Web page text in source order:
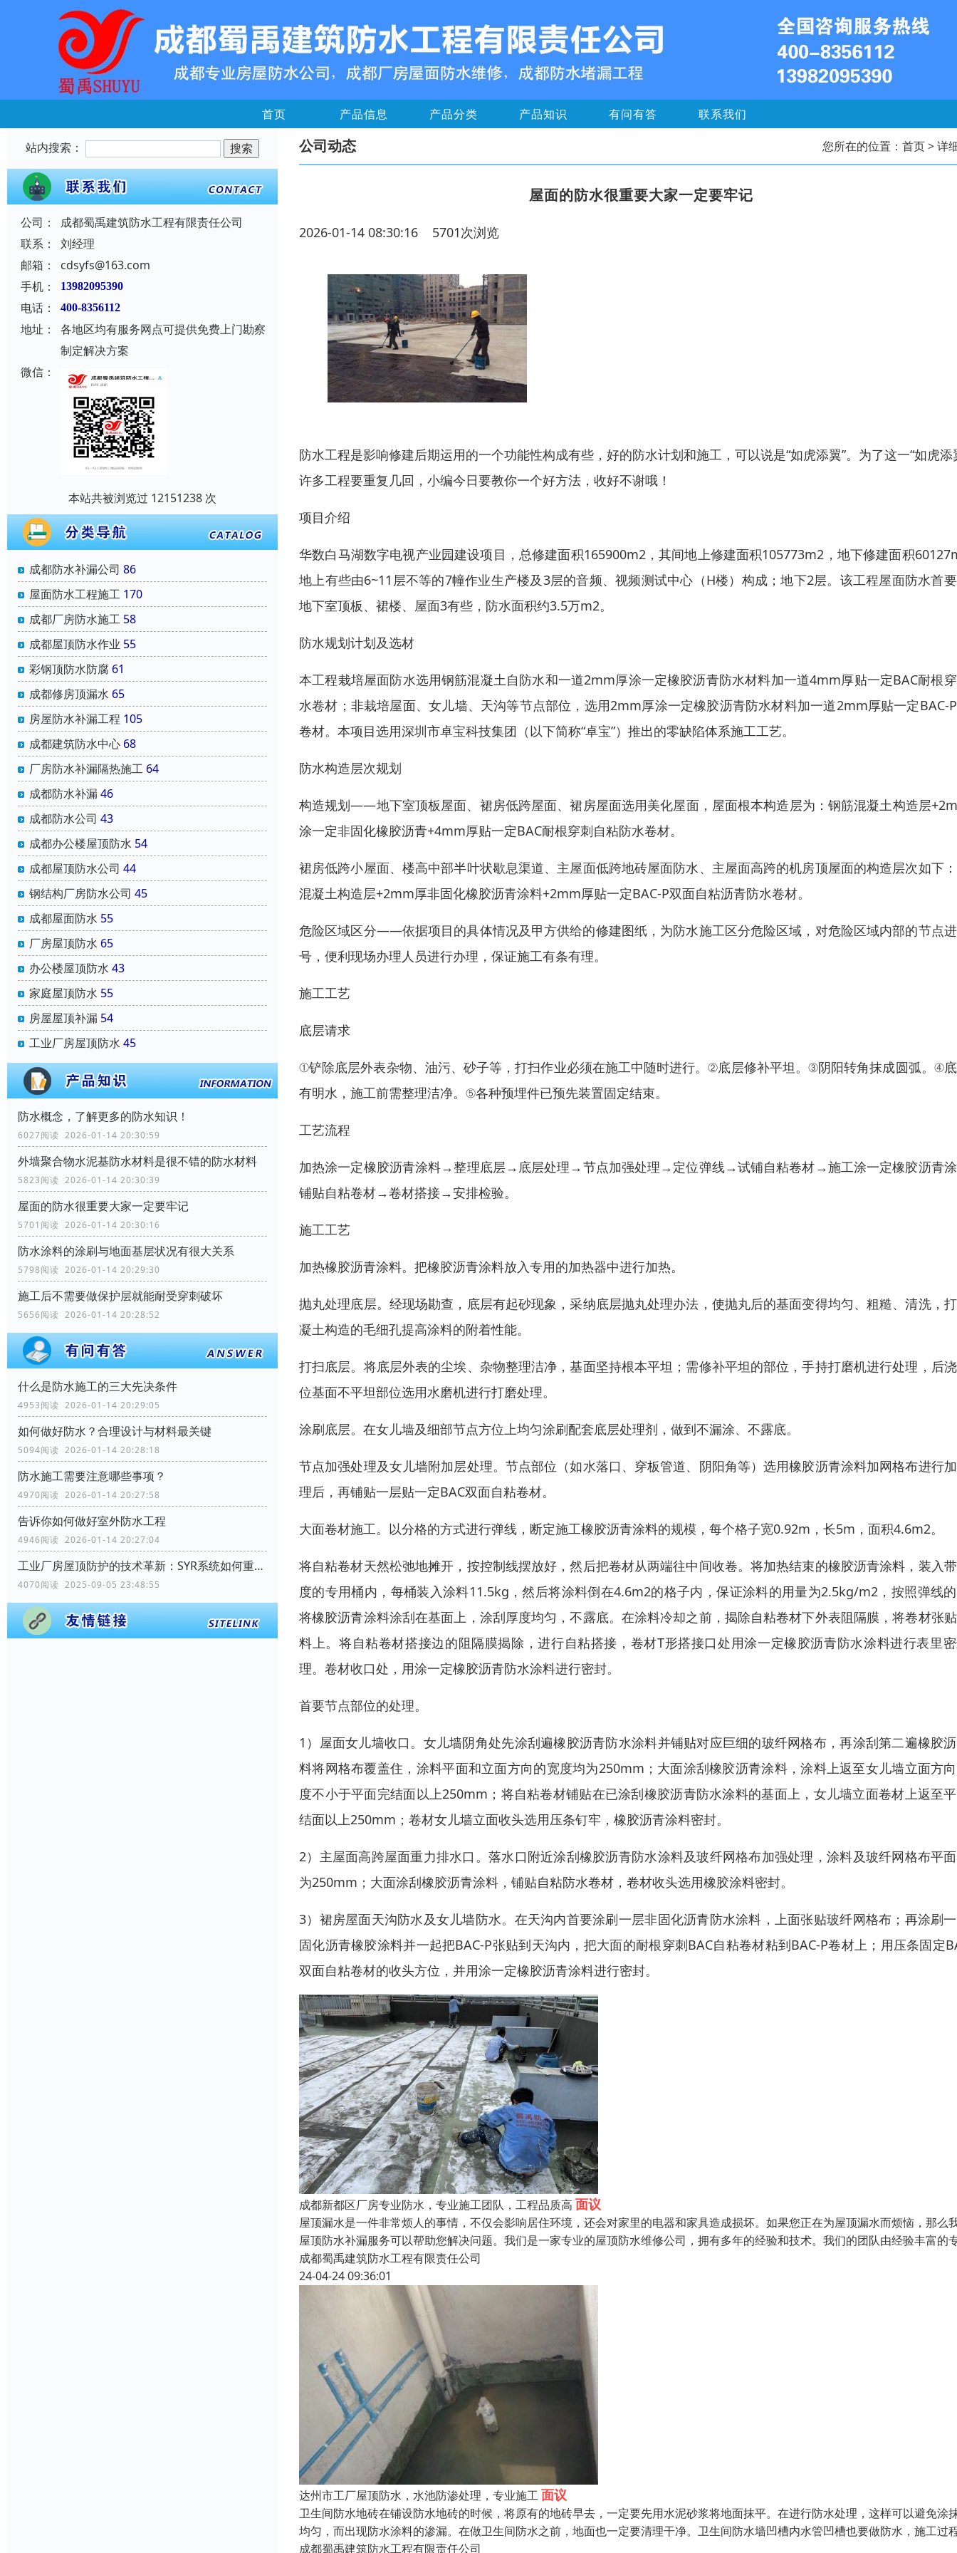
首页 产品信息 产品分类 产品知识 有问有答 联系我们
站内搜索：
公司：
成都蜀禹建筑防水工程有限责任公司
联系：
刘经理
邮箱：
cdsyfs@163.com
手机：
13982095390
电话： 400-8356112
地址：
各地区均有服务网点可提供免费上门勘察
制定解决方案
微信：
本站共被浏览过 12151238 次
成都防水补漏公司 86
屋面防水工程施工 170
成都厂房防水施工 58
成都屋顶防水作业 55
彩钢顶防水防腐 61
成都修房顶漏水 65
房屋防水补漏工程 105
成都建筑防水中心 68
厂房防水补漏隔热施工 64
成都防水补漏46
成都防水公司 43
成都办公楼屋顶防水 54
成都屋顶防水公司 44
钢结构厂房防水公司 45
成都屋面防水 55
厂房屋顶防水 65
办公楼屋顶防水 43
家庭屋顶防水 55
房屋屋顶补漏 54
工业厂房屋顶防水 45
防水概念，了解更多的防水知识！
6027阅读 2026-01-14 20:30:59
外墙聚合物水泥基防水材料是很不错的防水材料
5823阅读 2026-01-14 20:30:39
屋面的防水很重要大家一定要牢记
5701阅读 2026-01-14 20:30:16
防水涂料的涂刷与地面基层状况有很大关系
5798阅读 2026-01-14 20:29:30
施工后不需要做保护层就能耐受穿刺破坏
5656阅读 2026-01-14 20:28:52
什么是防水施工的三大先决条件
4953阅读 2026-01-14 20:29:05
如何做好防水？合理设计与材料最关键
5094阅读 2026-01-14 20:28:18
防水施工需要注意哪些事项？
4970阅读 2026-01-14 20:27:58
告诉你如何做好室外防水工程
4946阅读 2026-01-14 20:27:04
工业厂房屋顶防护的技术革新：SYR系统如何重塑行业标准
4070阅读 2025-09-05 23:48:55
公司动态 您所在的位置： 首页> 详
屋面的防水很重要大家一定要牢记
2026-01-14 08:30:16 5701次浏览
防水工程是影响修建后期运用的一个功能性构成有些，好的防水计划和施工，可以说是“如虎添翼”。为了这一“如虎添
许多工程要重复几回，小编今日要教你一个好方法，收好不谢哦！
项目介绍
华数白马湖数字电视产业园建设项目，总修建面积165900m2，其间地上修建面积105773m2，地下修建面积
地上有些由6~11层不等的7幢作业生产楼及3层的音频、视频测试中心（H楼）构成；地下2层。该工程屋面防水首
地下室顶板、裙楼、屋面3有些，防水面积约3.5万m2。
防水规划计划及选材
本工程栽培屋面防水选用钢筋混凝土自防水和一道2mm厚涂一定橡胶沥青防水材料加一道4mm厚贴一定BAC耐根
水卷材；非栽培屋面、女儿墙、天沟等节点部位，选用2mm厚涂一定橡胶沥青防水材料加一道2mm厚贴一定BAC-
卷材。本项目选用深圳市卓宝科技集团（以下简称“卓宝”）推出的零缺陷体系施工工艺。
防水构造层次规划
构造规划——地下室顶板屋面、裙房低跨屋面、裙房屋面选用美化屋面，屋面根本构造层为：钢筋混凝土构造层
涂一定非固化橡胶沥青+4mm厚贴一定BAC耐根穿刺自粘防水卷材。
裙房低跨小屋面、楼高中部半叶状歇息渠道、主屋面低跨地砖屋面防水、主屋面高跨的机房顶屋面的构造层次如下
混凝土构造层+2mm厚非固化橡胶沥青涂料+2mm厚贴一定BAC-P双面自粘沥青防水卷材。
危险区域区分——依据项目的具体情况及甲方供给的修建图纸，为防水施工区分危险区域，对危险区域内部的节点
号，便利现场办理人员进行办理，保证施工有条有理。
施工工艺
底层请求
①铲除底层外表杂物、油污、砂子等，打扫作业必须在施工中随时进行。②底层修补平坦。③阴阳转角抹成圆弧。④
有明水，施工前需整理洁净。⑤各种预埋件已预先装置固定结束。
工艺流程
加热涂一定橡胶沥青涂料→整理底层→底层处理→节点加强处理→定位弹线→试铺自粘卷材→施工涂一定橡胶沥青
铺贴自粘卷材→卷材搭接→安排检验。
施工工艺
加热橡胶沥青涂料。把橡胶沥青涂料放入专用的加热器中进行加热。
抛丸处理底层。经现场勘查，底层有起砂现象，采纳底层抛丸处理办法，使抛丸后的基面变得均匀、粗糙、清洗，
凝土构造的毛细孔提高涂料的附着性能。
打扫底层。将底层外表的尘埃、杂物整理洁净，基面坚持根本平坦；需修补平坦的部位，手持打磨机进行处理，后
位基面不平坦部位选用水磨机进行打磨处理。
涂刷底层。在女儿墙及细部节点方位上均匀涂刷配套底层处理剂，做到不漏涂、不露底。
节点加强处理及女儿墙附加层处理。节点部位（如水落口、穿板管道、阴阳角等）选用橡胶沥青涂料加网格布进行
理后，再铺贴一层贴一定BAC双面自粘卷材。
大面卷材施工。以分格的方式进行弹线，断定施工橡胶沥青涂料的规模，每个格子宽0.92m，长5m，面积4.6m2。
将自粘卷材天然松弛地摊开，按控制线摆放好，然后把卷材从两端往中间收卷。将加热结束的橡胶沥青涂料，装入
度的专用桶内，每桶装入涂料11.5kg，然后将涂料倒在4.6m2的格子内，保证涂料的用量为2.5kg/m2，按照弹线
将橡胶沥青涂料涂刮在基面上，涂刮厚度均匀，不露底。在涂料冷却之前，揭除自粘卷材下外表阻隔膜，将卷材张
料上。将自粘卷材搭接边的阻隔膜揭除，进行自粘搭接，卷材T形搭接口处用涂一定橡胶沥青防水涂料进行表里
理。卷材收口处，用涂一定橡胶沥青防水涂料进行密封。
首要节点部位的处理。
1）屋面女儿墙收口。女儿墙阴角处先涂刮遍橡胶沥青防水涂料并铺贴对应巨细的玻纤网格布，再涂刮第二遍橡胶
料将网格布覆盖住，涂料平面和立面方向的宽度均为250mm；大面涂刮橡胶沥青涂料，涂料上返至女儿墙立面方
度不小于平面完结面以上250mm；将自粘卷材铺贴在已涂刮橡胶沥青防水涂料的基面上，女儿墙立面卷材上返至
结面以上250mm；卷材女儿墙立面收头选用压条钉牢，橡胶沥青涂料密封。
2）主屋面高跨屋面重力排水口。落水口附近涂刮橡胶沥青防水涂料及玻纤网格布加强处理，涂料及玻纤网格布平
为250mm；大面涂刮橡胶沥青涂料，铺贴自粘防水卷材，卷材收头选用橡胶涂料密封。
3）裙房屋面天沟防水及女儿墙防水。在天沟内首要涂刷一层非固化沥青防水涂料，上面张贴玻纤网格布；再涂刷
固化沥青橡胶涂料并一起把BAC-P张贴到天沟内，把大面的耐根穿刺BAC自粘卷材粘到BAC-P卷材上；用压条固定
双面自粘卷材的收头方位，并用涂一定橡胶沥青涂料进行密封。
成都新都区厂房专业防水，专业施工团队，工程品质高 面议
屋顶漏水是一件非常烦人的事情，不仅会影响居住环境，还会对家里的电器和家具造成损坏。如果您正在为屋顶漏水而烦恼，那么
屋顶防水补漏服务可以帮助您解决问题。我们是一家专业的屋顶防水维修公司，拥有多年的经验和技术。我们的团队由经验丰富的
成都蜀禹建筑防水工程有限责任公司
24-04-24 09:36:01
达州市工厂屋顶防水，水池防渗处理，专业施工面议
卫生间防水地砖在铺设防水地砖的时候，将原有的地砖早去，一定要先用水泥砂浆将地面抹平。在进行防水处理，这样可以避免涂
均匀，而出现防水涂料的渗漏。在做卫生间防水之前，地面也一定要清理干净。卫生间防水墙凹槽内水管凹槽也要做防水，施工过
成都蜀禹建筑防水工程有限责任公司